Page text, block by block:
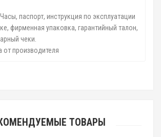
паспорт, инструкция по эксплуатации
фирменная упаковка, гарантийный талон,
чеки.
от производителя
ТОВАРЫ